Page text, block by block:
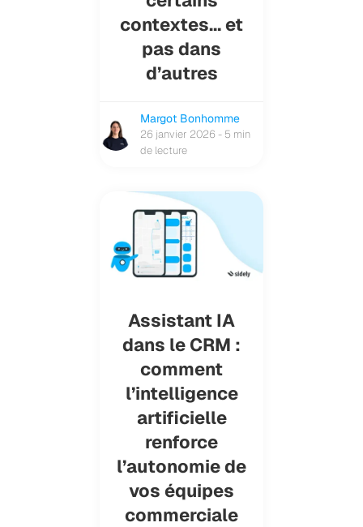
contextes… et
pas dans
d’autres
Margot Bonhomme
26 janvier 2026 - 5 min
de lecture
Assistant IA
dans le CRM :
comment
l’intelligence
artificielle
renforce
l’autonomie de
vos équipes
commerciale